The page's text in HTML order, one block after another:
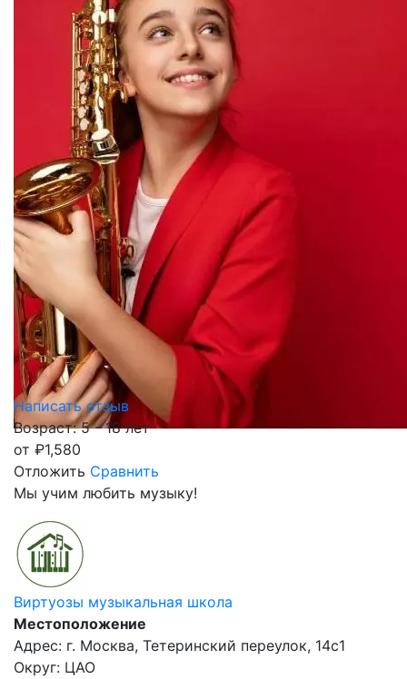
Написать отзыв
Возраст: 5 - 18 лет
от ₽1,580
Отложить Сравнить
Мы учим любить музыку!
Виртуозы музыкальная школа
Местоположение
Адрес: г. Москва, Тетеринский переулок, 14с1
Округ: ЦАО